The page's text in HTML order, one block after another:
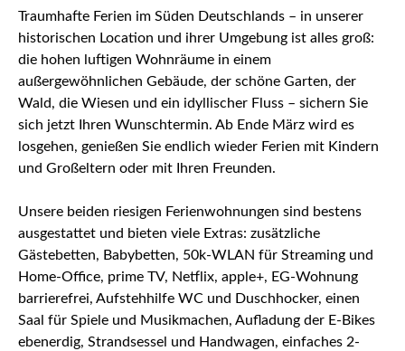
Traumhafte Ferien im Süden Deutschlands – in unserer
historischen Location und ihrer Umgebung ist alles groß:
die hohen luftigen Wohnräume in einem
außergewöhnlichen Gebäude, der schöne Garten, der
Wald, die Wiesen und ein idyllischer Fluss – sichern Sie
sich jetzt Ihren Wunschtermin. Ab Ende März wird es
losgehen, genießen Sie endlich wieder Ferien mit Kindern
und Großeltern oder mit Ihren Freunden.
Unsere beiden riesigen Ferienwohnungen sind bestens
ausgestattet und bieten viele Extras: zusätzliche
Gästebetten, Babybetten, 50k-WLAN für Streaming und
Home-Office, prime TV, Netflix, apple+, EG-Wohnung
barrierefrei, Aufstehhilfe WC und Duschhocker, einen
Saal für Spiele und Musikmachen, Aufladung der E-Bikes
ebenerdig, Strandsessel und Handwagen, einfaches 2-